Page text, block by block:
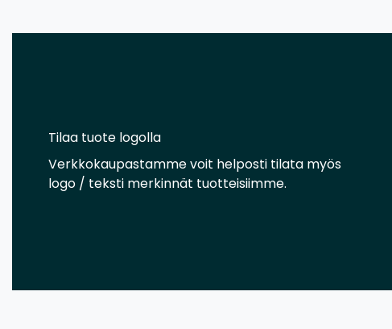
Tilaa tuote logolla
Verkkokaupastamme voit helposti tilata myös
logo / teksti merkinnät tuotteisiimme.